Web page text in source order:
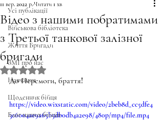
Усі публікації
Військова бібліотека
Життя Бригади
ЗМІ про нас
Навчання
Щоденник бійця
Блог наших бійців
Відео з нашими побратимами
з Третьої танкової залізної
бригади
11 вер. 2022 р.Читати 1 хв
Оцінка: NaN з 5 зірок.
До Перемоги, браття!
https://video.wixstatic.com/video/2beb8d_cc5dfe4
3c6004ae9a65b5db0db4a2e98/480p/mp4/file.mp4